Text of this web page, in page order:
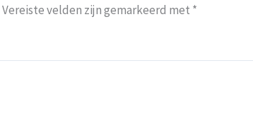
Vereiste velden zijn gemarkeerd met *